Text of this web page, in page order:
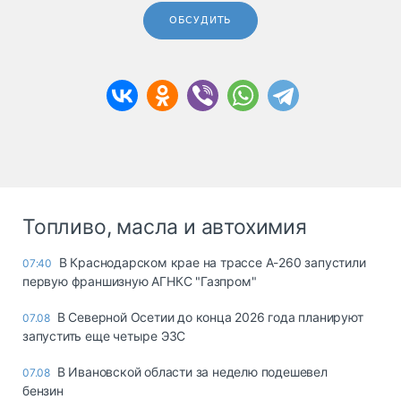
ОБСУДИТЬ
Топливо, масла и автохимия
07:40
В Краснодарском крае на трассе А-260 запустили
первую франшизную АГНКС "Газпром"
07.08 В Северной Осетии до конца 2026 года планируют
запустить еще четыре ЭЗС
07.08 В Ивановской области за неделю подешевел
бензин